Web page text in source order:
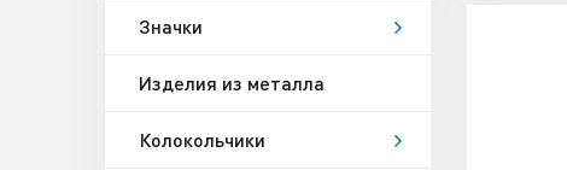
Значки
Изделия из металла
Колокольчики